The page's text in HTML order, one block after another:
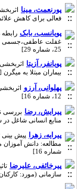
پور‌نعمت، مینا اثربخشی
فعالی برای کاهش علائم
پویانسب، بابک رابطه
غفلت عاطفی،جسمی در
25، شماره 29]
پویانفر، آزیتا اثربخشی
بیماران مبتلا به میگرن [دوره 1،
پهلوانی، آرزو
اثربخشی
12، شماره 16]
پیرایش، رضا بررسی
منابع انسانی شاغل در شهرک
پیرایه، زهرا پیش بینی
شماره 16]
پیرخائفی، علیرضا
سازمانی (مورد: کارکنان صنایع